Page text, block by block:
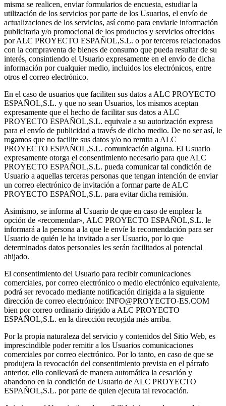
misma se realicen, enviar formularios de encuesta, estudiar la
utilización de los servicios por parte de los Usuarios, el envío de
actualizaciones de los servicios, así como para enviarle información
publicitaria y/o promocional de los productos y servicios ofrecidos
por ALC PROYECTO ESPAÑOL,S.L. o por terceros relacionados
con la compraventa de bienes de consumo que pueda resultar de su
interés, consintiendo el Usuario expresamente en el envío de dicha
información por cualquier medio, incluidos los electrónicos, entre
otros el correo electrónico.
En el caso de usuarios que faciliten sus datos a ALC PROYECTO
ESPAÑOL,S.L. y que no sean Usuarios, los mismos aceptan
expresamente que el hecho de facilitar sus datos a ALC
PROYECTO ESPAÑOL,S.L. equivale a su autorización expresa
para el envío de publicidad a través de dicho medio. De no ser así, le
rogamos que no facilite sus datos y/o no remita a ALC
PROYECTO ESPAÑOL,S.L. comunicación alguna. El Usuario
expresamente otorga el consentimiento necesario para que ALC
PROYECTO ESPAÑOL,S.L. pueda comunicar tal condición de
Usuario a aquellas terceras personas que tengan intención de enviar
un correo electrónico de invitación a formar parte de ALC
PROYECTO ESPAÑOL,S.L. para evitar dicha remisión.
Asimismo, se informa al Usuario de que en caso de emplear la
opción de «recomendar», ALC PROYECTO ESPAÑOL,S.L. le
informará a la persona a la que le envíe la recomendación para ser
Usuario de quién le ha invitado a ser Usuario, por lo que
determinados datos personales les serán facilitados al potencial
ahijado.
El consentimiento del Usuario para recibir comunicaciones
comerciales, por correo electrónico o medio electrónico equivalente,
podrá ser revocado mediante notificación dirigida a la siguiente
dirección de correo electrónico: INFO@PROYECTO-ES.COM
bien por correo ordinario dirigido a ALC PROYECTO
ESPAÑOL,S.L. en la dirección recogida más arriba.
Por la propia naturaleza del servicio y contenidos del Sitio Web, es
imprescindible poder remitir a los Usuarios comunicaciones
comerciales por correo electrónico. Por lo tanto, en caso de que se
produjera la revocación del consentimiento prevista en el párrafo
anterior, ello conllevará de manera automática la cesación y
abandono en la condición de Usuario de ALC PROYECTO
ESPAÑOL,S.L. por parte de quien ejecuta tal revocación.